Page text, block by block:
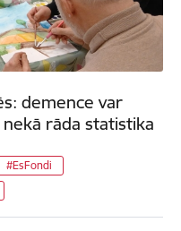
demence var
rāda statistika
#EsFondi